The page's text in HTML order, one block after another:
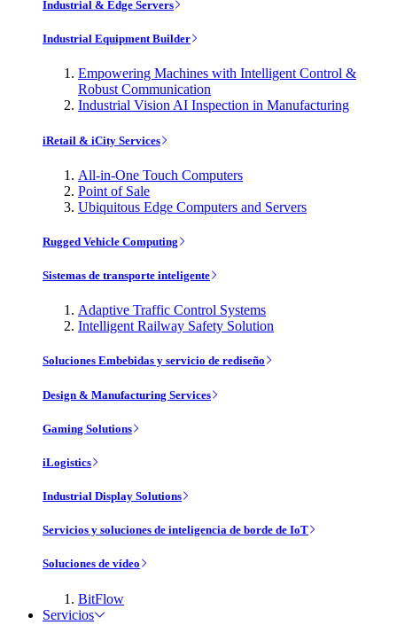
Industrial & Edge Servers
Industrial Equipment Builder
Empowering Machines with Intelligent Control &
Robust Communication
Industrial Vision AI Inspection in Manufacturing
iRetail & iCity Services
All-in-One Touch Computers
Point of Sale
Ubiquitous Edge Computers and Servers
Rugged Vehicle Computing
Sistemas de transporte inteligente
Adaptive Traffic Control Systems
Intelligent Railway Safety Solution
Soluciones Embebidas y servicio de rediseño
Design & Manufacturing Services
Gaming Solutions
iLogistics
Industrial Display Solutions
Servicios y soluciones de inteligencia de borde de IoT
Soluciones de vídeo
BitFlow
Servicios